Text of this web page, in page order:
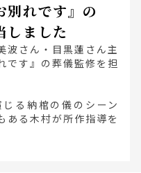
別れです』の
しました
波さん・目黒蓮さん主
です』の葬儀監修を担
る納棺の儀のシーン
ある木村が所作指導を